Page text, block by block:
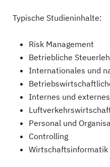
Typische Studieninhalte:
Risk Management
Betriebliche
Internationales und
Internes und
Personal und
Controlling
Wirtschaftsinformatik